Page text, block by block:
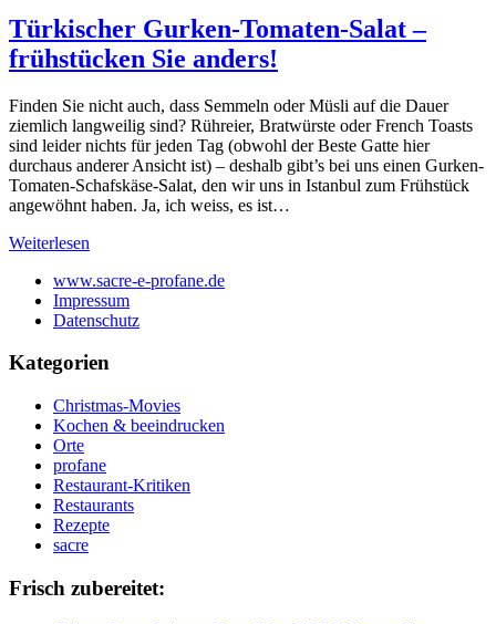
Türkischer Gurken-Tomaten-Salat –
frühstücken Sie anders!
Finden Sie nicht auch, dass Semmeln oder Müsli auf die Dauer
ziemlich langweilig sind? Rühreier, Bratwürste oder French Toasts
sind leider nichts für jeden Tag (obwohl der Beste Gatte hier
durchaus anderer Ansicht ist) – deshalb gibt’s bei uns einen Gurken-
Tomaten-Schafskäse-Salat, den wir uns in Istanbul zum Frühstück
angewöhnt haben. Ja, ich weiss, es ist…
Weiterlesen
www.sacre-e-profane.de
Impressum
Datenschutz
Kategorien
Christmas-Movies
Kochen & beeindrucken
Orte
profane
Restaurant-Kritiken
Restaurants
Rezepte
sacre
Frisch zubereitet: